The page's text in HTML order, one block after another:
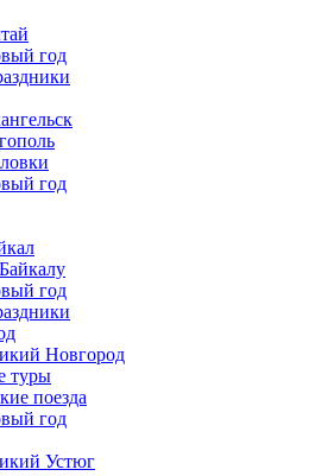
год
год
год
Новгород
туры
поезда
год
Устюг